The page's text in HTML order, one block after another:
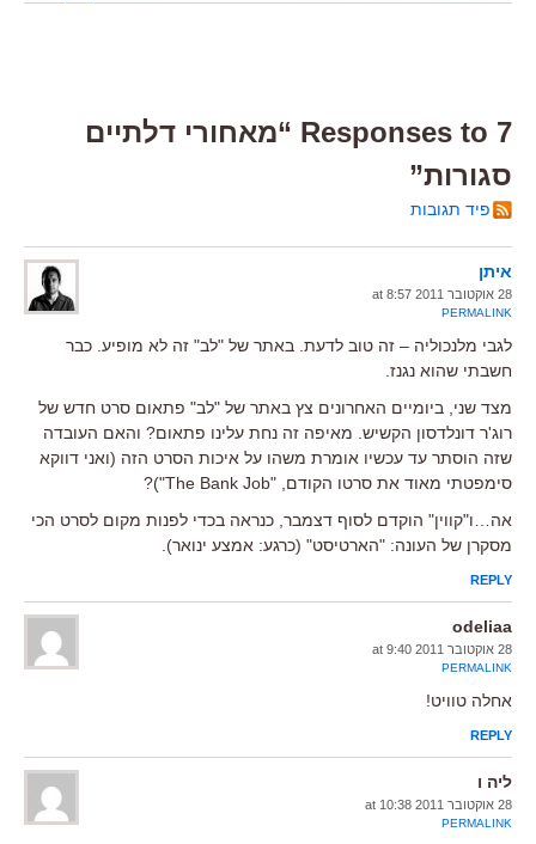
7 Responses to “מאחורי דלתיים
סגורות”
פיד תגובות
איתן
28 אוקטובר 2011 at 8:57
PERMALINK
לגבי מלנכוליה – זה טוב לדעת. באתר של "לב" זה לא מופיע. כבר
חשבתי שהוא נגנז.
מצד שני, ביומיים האחרונים צץ באתר של "לב" פתאום סרט חדש של
רוג'ר דונלדסון הקשיש. מאיפה זה נחת עלינו פתאום? והאם העובדה
שזה הוסתר עד עכשיו אומרת משהו על איכות הסרט הזה (ואני דווקא
סימפטתי מאוד את סרטו הקודם, "The Bank Job")?
אה…ו"קווין" הוקדם לסוף דצמבר, כנראה בכדי לפנות מקום לסרט הכי
מסקרן של העונה: "הארטיסט" (כרגע: אמצע ינואר).
REPLY
odeliaa
28 אוקטובר 2011 at 9:40
PERMALINK
אחלה טוויט!
REPLY
ליה ו
28 אוקטובר 2011 at 10:38
PERMALINK